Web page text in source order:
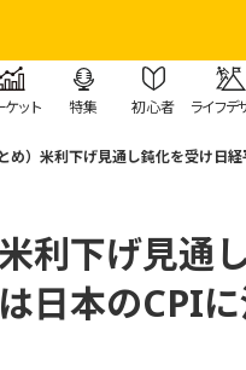
ケット 特集 初心者 ライフデ
とめ）米利下げ見通し鈍化を受け
米利下げ見通
日本のCPIに